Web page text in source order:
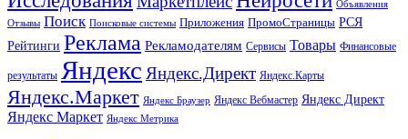
Объявления
Отзывы Поиск Поисковые системы Приложения ПромоСтраницы РСЯ
Рейтинги Реклама Рекламодателям Сервисы Товары Финансовые
результаты Яндекс Яндекс.Директ Яндекс.Карты
Яндекс.Маркет Яндекс Браузер Яндекс Вебмастер Яндекс Директ
Яндекс Маркет Яндекс Метрика